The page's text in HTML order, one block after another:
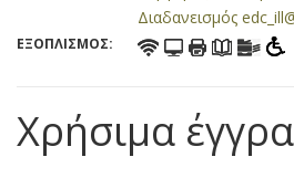
Διαδανεισμός
ΕΞΟΠΛΙΣΜΟΣ:
Χρήσιμα